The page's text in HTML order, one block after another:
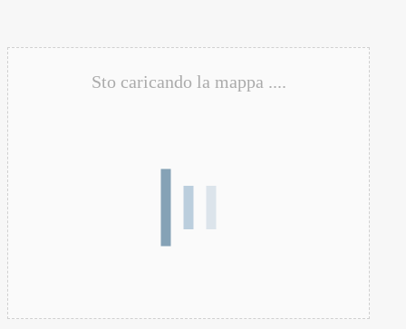
Sto caricando la mappa ....